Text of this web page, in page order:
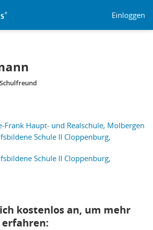
Einloggen
Frank Haupt- und Realschule, Molbergen
Schule II Cloppenburg,
Schule II Cloppenburg,
Schulfreund
kostenlos an, um mehr
erfahren: